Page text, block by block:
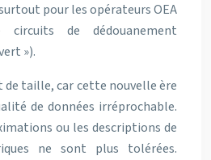
pour les opérateurs OEA
de dédouanement
»).
de taille, car cette nouvelle ère
de données irréprochable.
ou les descriptions de
ne sont plus tolérées.